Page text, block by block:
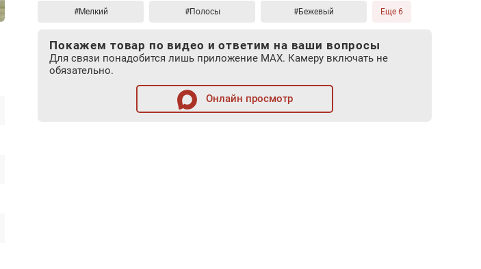
#Мелкий #Полосы #Бежевый Еще 6
Покажем товар по видео и ответим на ваши вопросы
Для связи понадобится лишь приложение MAX. Камеру включать не
обязательно.
Онлайн просмотр